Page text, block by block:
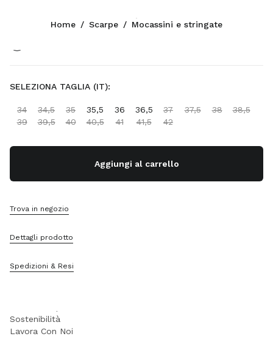
Cannella
SELEZIONA TAGLIA (IT):
34 34,5 35 35,5 36 36,5 37 37,5 38
38,5
39
39,5 40 40,5 41 41,5 42
Aggiungi al carrello
Trova in negozio
Dettagli prodotto
Spedizioni & Resi
Home / Scarpe / Mocassini e stringate
CONTATTI
+39 02 947 52 140
Scrivici Su Whatsapp
Trova Un Negozio
Servizi Miu Miu
FAQ
Sostenibilità
Lavora Con Noi